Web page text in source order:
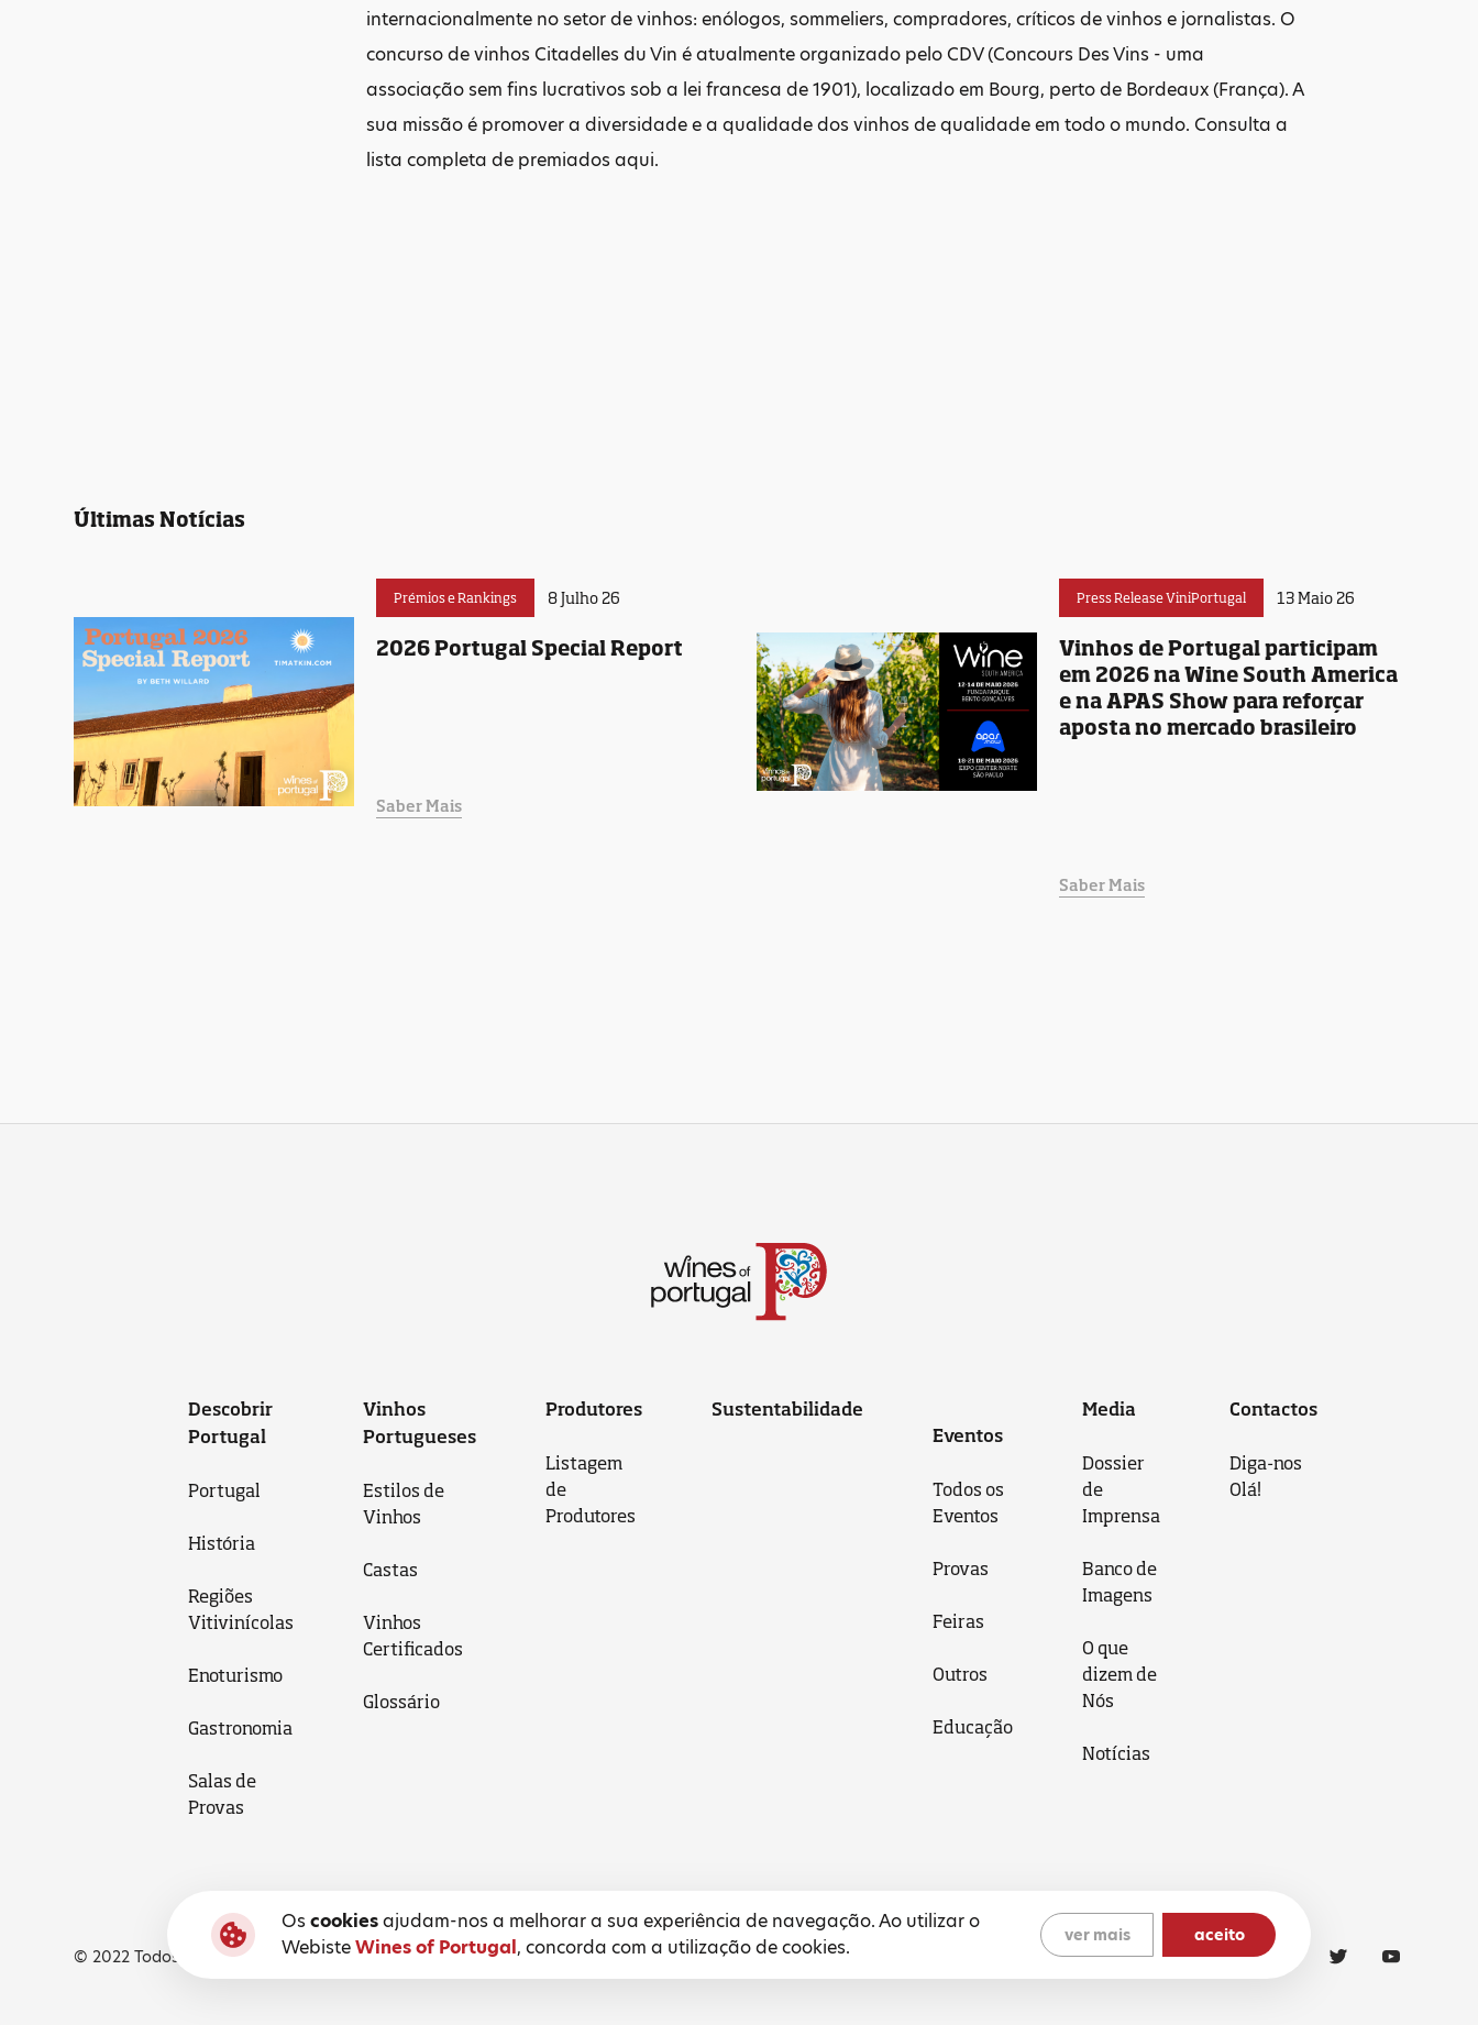
internacionalmente no setor de vinhos: enólogos, sommeliers, compradores, críticos de vinhos e jornalistas. O
concurso de vinhos Citadelles du Vin é atualmente organizado pelo CDV (Concours Des Vins - uma
associação sem fins lucrativos sob a lei francesa de 1901), localizado em Bourg, perto de Bordeaux (França). A
sua missão é promover a diversidade e a qualidade dos vinhos de qualidade em todo o mundo. Consulta a
lista completa de premiados aqui.
Últimas Notícias
Prémios e Rankings 8 Julho 26
2026 Portugal Special Report
Saber Mais
Press Release ViniPortugal 13 Maio 26
Vinhos de Portugal participam
em 2026 na Wine South America
e na APAS Show para reforçar
aposta no mercado brasileiro
Saber Mais
Os cookiesajudam-nos a melhorar a sua experiência de navegação. Ao utilizar o
WebisteWines of Portugal, concorda com a utilização de cookies. ver mais aceito
Descobrir
Portugal
Portugal
História
Regiões
Vitivinícolas
Enoturismo
Gastronomia
Salas de
Provas
Vinhos
Portugueses
Estilos de
Vinhos
Castas
Vinhos
Certificados
Glossário
Produtores
Listagem
de
Produtores
Sustentabilidade
Eventos
Todos os
Eventos
Provas
Feiras
Outros
Educação
Media
Dossier
de
Imprensa
Banco de
Imagens
O que
dizem de
Nós
Notícias
Contactos
Diga-nos
Olá!
© 2022 Todos os Direitos Reservados, Wines of Portugal Termos e Condições Política de Privacidade Política de Cookies